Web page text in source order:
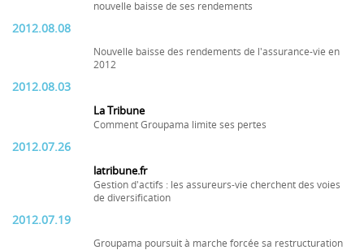
nouvelle baisse de ses rendements
2012.08.08
Nouvelle baisse des rendements de l'assurance-vie en
2012
2012.08.03
La Tribune
Comment Groupama limite ses pertes
2012.07.26
latribune.fr
Gestion d'actifs : les assureurs-vie cherchent des voies
de diversification
2012.07.19
Groupama poursuit à marche forcée sa restructuration